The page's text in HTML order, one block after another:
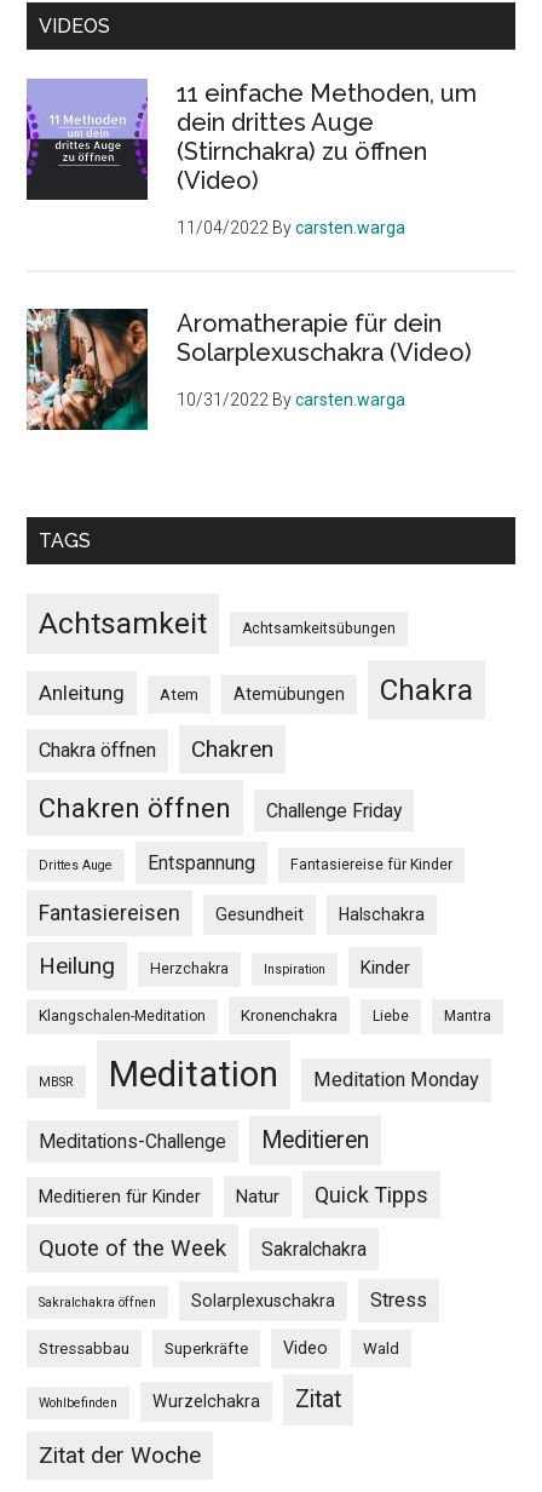
VIDEOS
11 einfache Methoden, um
dein drittes Auge
(Stirnchakra) zu öffnen
(Video)
11/04/2022 Bycarsten.warga
Aromatherapie für dein
Solarplexuschakra (Video)
10/31/2022 Bycarsten.warga
TAGS
Achtsamkeit Achtsamkeitsübungen
Anleitung Atem Atemübungen Chakra
Chakra öffnen Chakren
Chakren öffnen Challenge Friday
Drittes Auge Entspannung Fantasiereise für Kinder
Fantasiereisen Gesundheit Halschakra
Heilung Herzchakra Inspiration Kinder
Klangschalen-Meditation Kronenchakra Liebe Mantra
MBSR Meditation Meditation Monday
Meditations-Challenge Meditieren
Meditieren für Kinder Natur Quick Tipps
Quote of the Week Sakralchakra
Sakralchakra öffnen Solarplexuschakra Stress
Stressabbau Superkräfte Video Wald
Wohlbefinden Wurzelchakra
Zitat
Zitat der Woche